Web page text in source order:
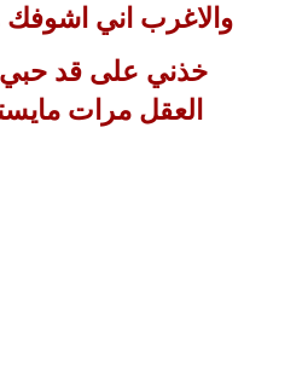
والاغرب اني
خذني على قد حبي
العقل مرات